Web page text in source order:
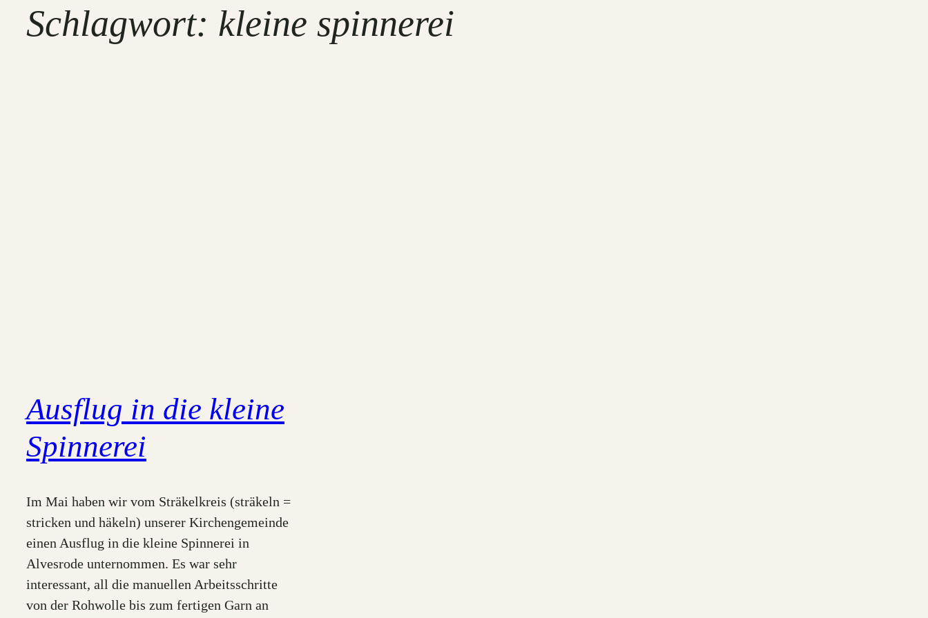
Schlagwort: kleine spinnerei
Ausflug in die kleine
Spinnerei
Im Mai haben wir vom Sträkelkreis (sträkeln =
stricken und häkeln) unserer Kirchengemeinde
einen Ausflug in die kleine Spinnerei in
Alvesrode unternommen. Es war sehr
interessant, all die manuellen Arbeitsschritte
von der Rohwolle bis zum fertigen Garn an